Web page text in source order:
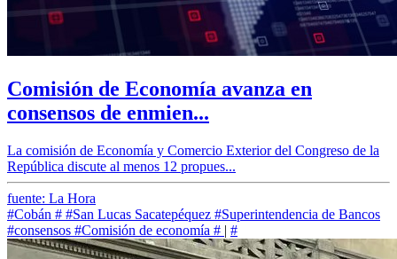
Comisión de Economía avanza en
consensos de enmien...
La comisión de Economía y Comercio Exterior del Congreso de la
República discute al menos 12 propues...
fuente: La Hora
#Cobán # #San Lucas Sacatepéquez #Superintendencia de Bancos
#consensos #Comisión de economía # | #